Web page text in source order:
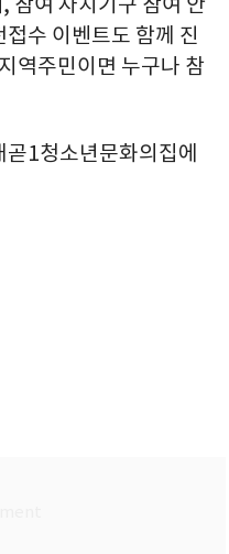
수 이벤트도 함께 진
역주민이면 누구나 참
1청소년문화의집에